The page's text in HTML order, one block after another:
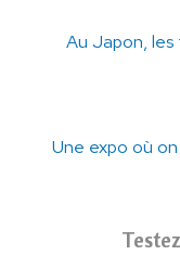
Au Japon,
Une expo où